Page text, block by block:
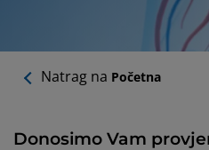
Natrag na Početna
Donosimo Vam